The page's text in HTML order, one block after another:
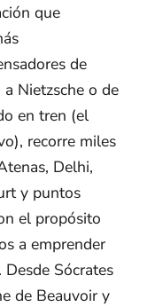
que
de
Nietzsche o de
en tren (el
recorre miles
Delhi,
y puntos
el propósito
a emprender
Sócrates
de Beauvoir y